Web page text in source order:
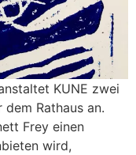
KUNE zwei
Rathaus an.
Frey einen
wird,